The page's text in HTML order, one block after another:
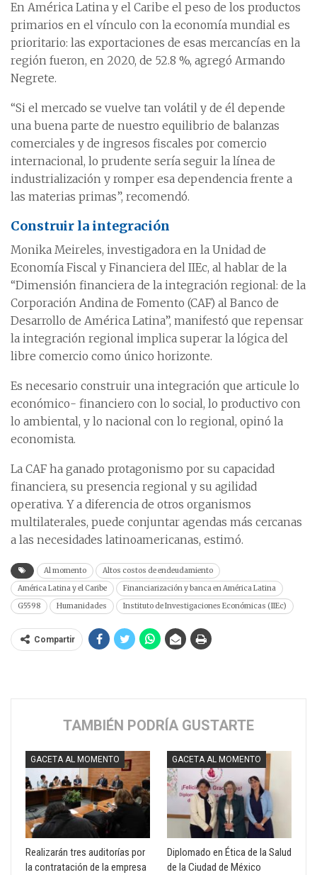
En América Latina y el Caribe el peso de los productos
primarios en el vínculo con la economía mundial es
prioritario: las exportaciones de esas mercancías en la
región fueron, en 2020, de 52.8 %, agregó Armando
Negrete.
“Si el mercado se vuelve tan volátil y de él depende
una buena parte de nuestro equilibrio de balanzas
comerciales y de ingresos fiscales por comercio
internacional, lo prudente sería seguir la línea de
industrialización y romper esa dependencia frente a
las materias primas”, recomendó.
Construir la integración
Monika Meireles, investigadora en la Unidad de
Economía Fiscal y Financiera del IIEc, al hablar de la
“Dimensión financiera de la integración regional: de la
Corporación Andina de Fomento (CAF) al Banco de
Desarrollo de América Latina”, manifestó que repensar
la integración regional implica superar la lógica del
libre comercio como único horizonte.
Es necesario construir una integración que articule lo
económico- financiero con lo social, lo productivo con
lo ambiental, y lo nacional con lo regional, opinó la
economista.
La CAF ha ganado protagonismo por su capacidad
financiera, su presencia regional y su agilidad
operativa. Y a diferencia de otros organismos
multilaterales, puede conjuntar agendas más cercanas
a las necesidades latinoamericanas, estimó.
Al momento
Altos costos de endeudamiento
América Latina y el Caribe
Financiarización y banca en América Latina
G5598
Humanidades Instituto de Investigaciones Económicas (IIEc)
Compartir
TAMBIÉN PODRÍA GUSTARTE
GACETA AL MOMENTO
Realizarán tres auditorías por
la contratación de la empresa
GACETA AL MOMENTO
Diplomado en Ética de la Salud
de la Ciudad de México